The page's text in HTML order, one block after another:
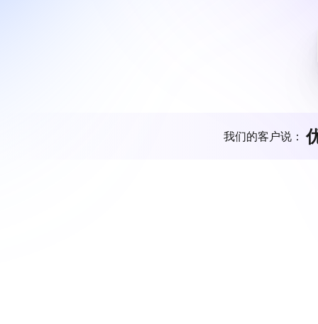
我们的客户说：